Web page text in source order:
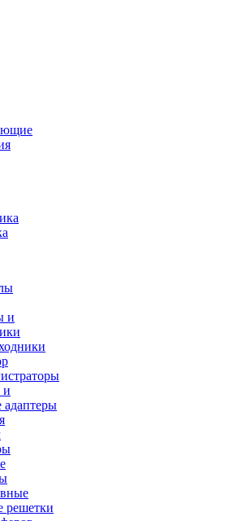
и
и
адаптеры
решетки